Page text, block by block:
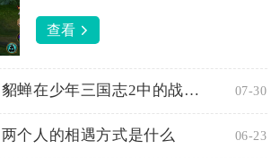
查看
怎样提高貂蝉在少年三国志2中的战斗技巧 07-30
个人的相遇方式是什么 06-23